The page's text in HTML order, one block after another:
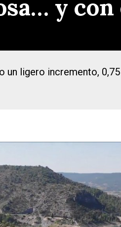
cerrar
y
un ligero incremento,